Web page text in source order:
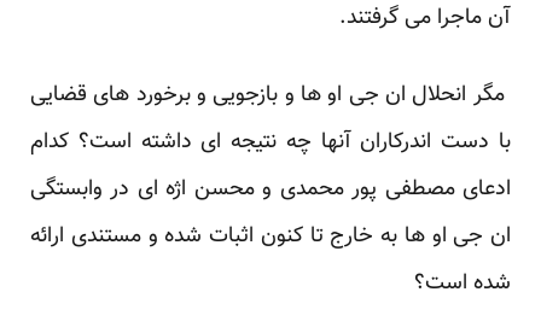
آن ماجرا می گرفتند.‏
‏ مگر انحلال ان جی او ها و بازجویی و برخورد های قضایی
با دست اندرکاران آنها چه نتیجه ای داشته است؟ ‏کدام
ادعای مصطفی پور محمدی و محسن اژه ای در وابستگی
ان جی او ها به خارج تا کنون اثبات شده و ‏مستندی ارائه
شده است؟